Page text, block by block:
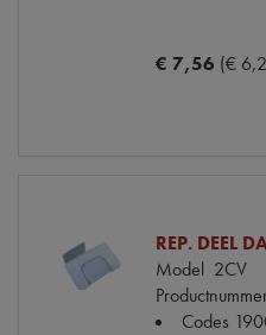
€ 7,56 (€
REP. DEEL
Model 2CV
Codes